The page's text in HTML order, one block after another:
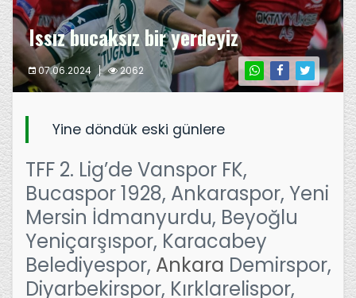
Issız bucaksız bir yerdeyiz
07.06.2024 2062
Yine döndük eski günlere
TFF 2. Lig’de Vanspor FK,
Bucaspor 1928, Ankaraspor, Yeni
Mersin İdmanyurdu, Beyoğlu
Yeniçarşıspor, Karacabey
Belediyespor, Ankara Demirspor,
Diyarbekirspor, Kırklarelispor,